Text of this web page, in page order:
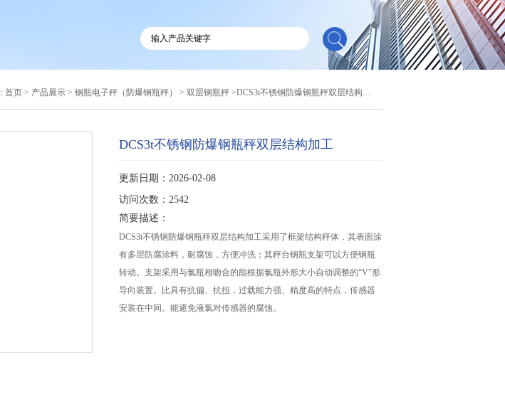
首页 > 产品展示 > 钢瓶电子秤（防爆钢瓶秤） > 双层钢瓶秤 >DCS3t不锈钢防爆钢瓶秤双层结构加工
DCS3t不锈钢防爆钢瓶秤双层结构加工
更新日期：2026-02-08
访问次数：2542
简要描述：
DCS3t不锈钢防爆钢瓶秤双层结构加工采用了框架结构秤体，其表面涂
有多层防腐涂料，耐腐蚀，方便冲洗；其秤台钢瓶支架可以方便钢瓶
转动。支架采用与氯瓶相吻合的能根据氯瓶外形大小自动调整的“V"形
导向装置。比具有抗偏、抗扭，过载能力强、精度高的特点，传感器
安装在中间。能避免液氯对传感器的腐蚀。